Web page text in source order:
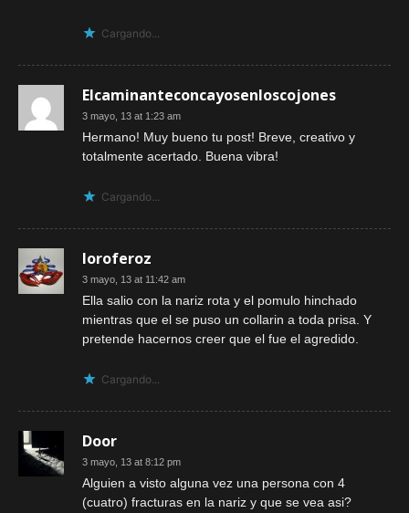
Cargando...
Elcaminanteconcayosenloscojones
3 mayo, 13 at 1:23 am
Hermano! Muy bueno tu post! Breve, creativo y
totalmente acertado. Buena vibra!
Cargando...
loroferoz
3 mayo, 13 at 11:42 am
Ella salio con la nariz rota y el pomulo hinchado
mientras que el se puso un collarin a toda prisa. Y
pretende hacernos creer que el fue el agredido.
Cargando...
Door
3 mayo, 13 at 8:12 pm
Alguien a visto alguna vez una persona con 4
(cuatro) fracturas en la nariz y que se vea asi?